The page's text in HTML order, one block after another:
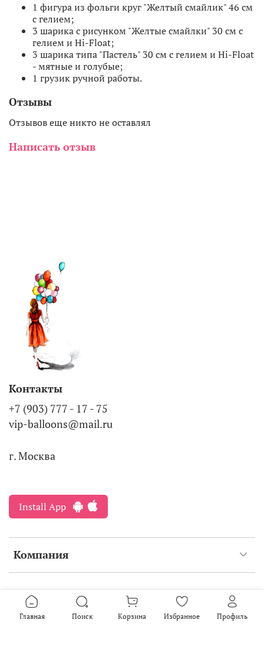
1 фигура из фольги круг "Желтый смайлик" 46 см
с гелием;
3 шарика с рисунком "Желтые смайлки" 30 см с
гелием и Hi-Float;
3 шарика типа "Пастель" 30 см с гелием и Hi-Float
- мятные и голубые;
1 грузик ручной работы.
Отзывы
Отзывов еще никто не оставлял
Написать отзыв
Компания
Контакты
+7 (903) 777 - 17 - 75
vip-balloons@mail.ru
г. Москва
Install App
Интернет-магазин создан на inSales
2016-2026
Главная Поиск Корзина Избранное Профиль